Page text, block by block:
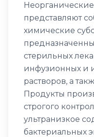
представляют
химические
стерильных
инфузионных и
растворов, а
Продукты
строгого
ультранизкое
бактериальных